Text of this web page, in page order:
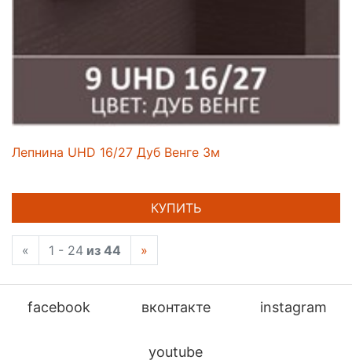
Лепнина UHD 16/27 Дуб Венге 3м
КУПИТЬ
« 1 - 24 из 44 »
facebook вконтакте instagram
youtube